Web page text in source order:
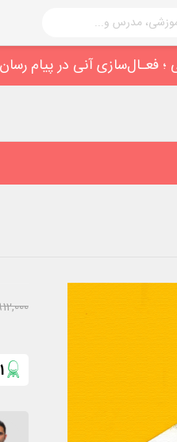
1